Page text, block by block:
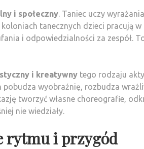
i społeczny. Taniec uczy
tanecznych dzieci pracują
i odpowiedzialności za zespół.
i kreatywny tego rodzaju
wyobraźnię, rozbudza
tworzyć własne choreografie,
nie wiedziały.
rytmu i przygód